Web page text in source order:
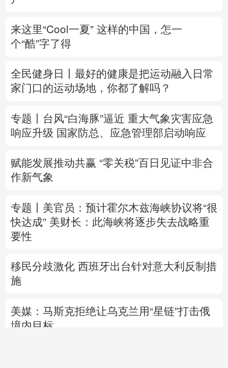
来这里“Cool一夏” 这样的中国，怎一
个“酷”字了得
全民健身日丨 最好的健康是把运动融入日常
家门口的运动场地，你都了解吗？
专题丨 台风“白海豚”逼近 重大气象灾害应急
响应升级 国家防总、应急管理部启动响应
赋能发展推动共赢 “零关税”百日见证中非合
作新气象
专题丨 美官员：预计霍尔木兹海峡协议将“很
快达成” 美财长：此海峡将逐步失去战略重
要性
移民分歧激化 西班牙出台针对意大利反制措
施
美媒：马斯克拒绝让乌克兰用“星链”打击俄
境内目标